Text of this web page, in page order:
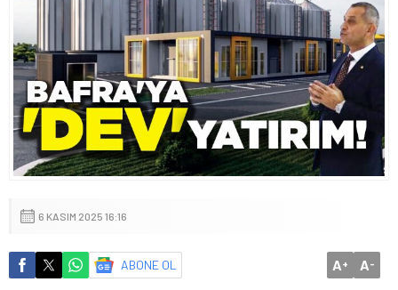
6 KASIM 2025 16:16
ABONE OL A+ A-